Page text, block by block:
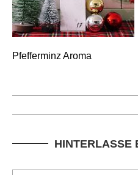
Pfefferminz Aroma
HINTERLASSE